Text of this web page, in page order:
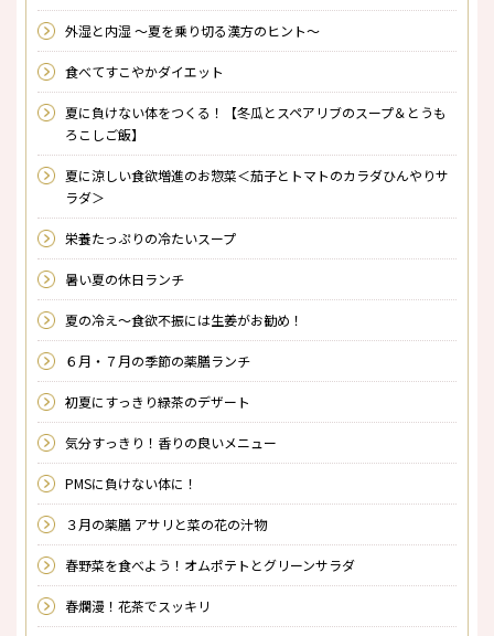
外湿と内湿 〜夏を乗り切る漢方のヒント〜
食べてすこやかダイエット
夏に負けない体をつくる！【冬瓜とスペアリブのスープ＆とうも
ろこしご飯】
夏に涼しい食欲増進のお惣菜＜茄子とトマトのカラダひんやりサ
ラダ＞
栄養たっぷりの冷たいスープ
暑い夏の休日ランチ
夏の冷え～食欲不振には生姜がお勧め！
６月・７月の季節の薬膳ランチ
初夏にすっきり緑茶のデザート
気分すっきり！香りの良いメニュー
PMSに負けない体に！
３月の薬膳 アサリと菜の花の汁物
春野菜を食べよう！オムポテトとグリーンサラダ
春爛漫！花茶でスッキリ